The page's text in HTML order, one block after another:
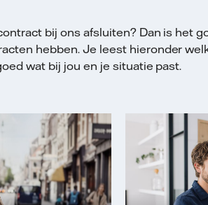
bij ons afsluiten? Dan is het
hebben. Je leest hieronder
wat bij jou en je situatie past.